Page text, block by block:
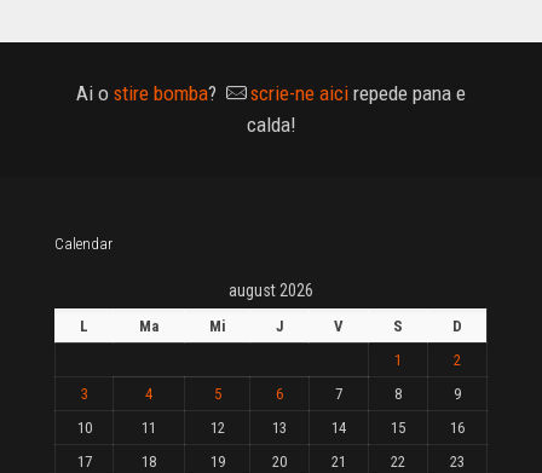
Ai o stire bomba? scrie-ne aici repede pana e
calda!
Calendar
august 2026
L Ma Mi J V S
D
1
2
3
4 5 6 7 8
9
10
11 12 13 14 15
16
17
18 19 20 21 22
23